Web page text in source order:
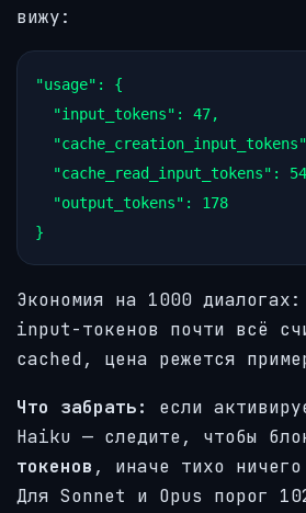
вижу:
"usage" : {
"input_tokens" : 47,
"cache_creation_input_tokens"
"cache_read_input_tokens" :
"output_tokens" : 178
Экономия на 1000
input-токенов почти всё
cached, цена режется
Что забрать:
если
Haiku — следите, чтобы
токенов , иначе тихо
Для Sonnet и Opus порог